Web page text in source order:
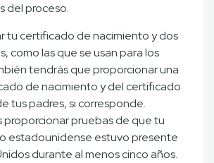
del proceso.
tu certificado de nacimiento y dos
como las que se usan para los
tendrás que proporcionar una
de nacimiento y del certificado
tus padres, si corresponde.
proporcionar pruebas de que tu
estadounidense estuvo presente
durante al menos cinco años.